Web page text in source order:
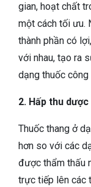
gian, hoạt chất
một cách tối ưu.
thành phần có
với nhau, tạo ra
dạng thuốc
2. Hấp thu
Thuốc thang ở
hơn so với các
được thẩm thấu
trực tiếp lên các